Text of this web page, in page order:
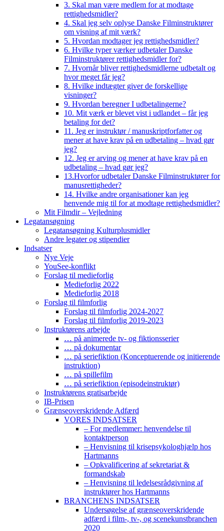
3. Skal man være medlem for at modtage
rettighedsmidler?
4. Skal jeg selv oplyse Danske Filminstruktører
om visning af mit værk?
5. Hvordan modtager jeg rettighedsmidler?
6. Hvilke typer værker udbetaler Danske
Filminstruktører rettighedsmidler for?
7. Hvornår bliver rettighedsmidlerne udbetalt og
hvor meget får jeg?
8. Hvilke indtægter giver de forskellige
visninger?
9. Hvordan beregner I udbetalingerne?
10. Mit værk er blevet vist i udlandet – får jeg
betaling for det?
11. Jeg er instruktør / manuskriptforfatter og
mener at have krav på en udbetaling – hvad gør
jeg?
12. Jeg er arving og mener at have krav på en
udbetaling – hvad gør jeg?
13.Hvorfor udbetaler Danske Filminstruktører for
manusrettigheder?
14. Hvilke andre organisationer kan jeg
henvende mig til for at modtage rettighedsmidler?
Mit Filmdir – Vejledning
Legatansøgning
Legatansøgning Kulturplusmidler
Andre legater og stipendier
Indsatser
Nye Veje
YouSee-konflikt
Forslag til medieforlig
Medieforlig 2022
Medieforlig 2018
Forslag til filmforlig
Forslag til filmforlig 2024-2027
Forslag til filmforlig 2019-2023
Instruktørens arbejde
… på animerede tv- og fiktionsserier
… på dokumentar
… på seriefiktion (Konceptuerende og initierende
instruktion)
… på spillefilm
… på seriefiktion (episodeinstruktør)
Instruktørens gratisarbejde
IB-Prisen
Grænseoverskridende Adfærd
VORES INDSATSER
– For medlemmer: henvendelse til
kontaktperson
– Henvisning til krisepsykologhjælp hos
Hartmanns
– Opkvalificering af sekretariat &
formandskab
– Henvisning til ledelsesrådgivning af
instruktører hos Hartmanns
BRANCHENS INDSATSER
Undersøgelse af grænseoverskridende
adfærd i film-, tv-, og scenekunstbranchen
2020